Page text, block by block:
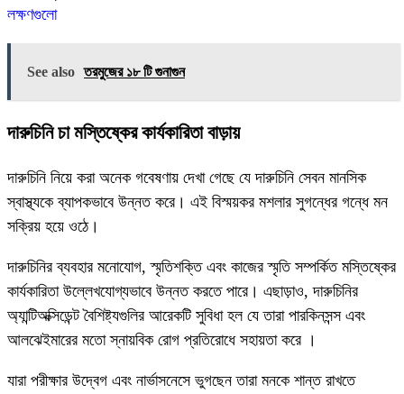
লক্ষণগুলো
See also তরমুজের ১৮ টি গুনাগুন
দারুচিনি চা মস্তিষ্কের কার্যকারিতা বাড়ায়
দারুচিনি নিয়ে করা অনেক গবেষণায় দেখা গেছে যে দারুচিনি সেবন মানসিক
স্বাস্থ্যকে ব্যাপকভাবে উন্নত করে। এই বিস্ময়কর মশলার সুগন্ধের গন্ধে মন
সক্রিয় হয়ে ওঠে।
দারুচিনির ব্যবহার মনোযোগ, স্মৃতিশক্তি এবং কাজের স্মৃতি সম্পর্কিত মস্তিষ্কের
কার্যকারিতা উল্লেখযোগ্যভাবে উন্নত করতে পারে। এছাড়াও, দারুচিনির
অ্যান্টিঅক্সিডেন্ট বৈশিষ্ট্যগুলির আরেকটি সুবিধা হল যে তারা পারকিনসন্স এবং
আলঝেইমারের মতো স্নায়বিক রোগ প্রতিরোধে সহায়তা করে ।
যারা পরীক্ষার উদ্বেগ এবং নার্ভাসনেসে ভুগছেন তারা মনকে শান্ত রাখতে